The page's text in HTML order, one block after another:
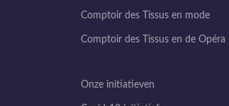
Comptoir des Tissus en mode
Comptoir des Tissus en de Opéra
Onze initiatieven